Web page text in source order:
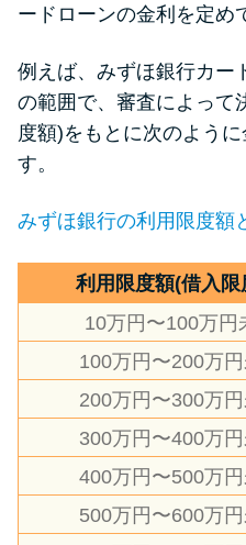
ードローンの金利を定め
例えば、みずほ銀行カー
の範囲で、審査によって
度額)をもとに次のよう
す。
みずほ銀行の利用限度額
利用限度額(借入限
10万円〜100万円
100万円〜200万
200万円〜300万
300万円〜400万
400万円〜500万
500万円〜600万